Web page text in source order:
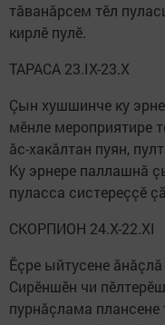
тăванăрсем тӗл
кирлӗ пулӗ.
ТАРАСА 23.IX-23.X
Çын хушшинче ку
мӗнле мероприятире
ăс-хакăлтан пуян,
Ку эрнере паллашнă
пуласса систереççӗ
СКОРПИОН 24.X-22.XI
Ӗçре ыйтусене
Сирӗншӗн чи
пурнăçлама